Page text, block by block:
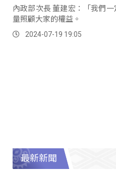
內政部次長 董建宏：「我們
量照顧大家的權益。
2024-07-19 19:05
最新新聞